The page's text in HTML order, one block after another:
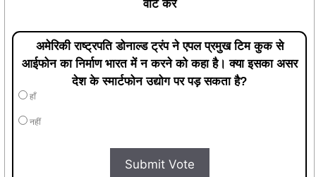
वोट करें
अमेरिकी राष्ट्रपति डोनाल्ड ट्रंप ने एपल प्रमुख टिम कुक से
आईफोन का निर्माण भारत में न करने को कहा है। क्या इसका असर
देश के स्मार्टफोन उद्योग पर पड़ सकता है?
हाँ
नहीं
Submit Vote